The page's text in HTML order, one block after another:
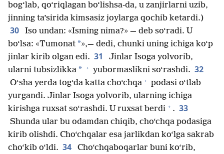
bog‘lab, qo‘riqlagan bo‘lishsa-da, u zanjirlarni uzib,
jinning ta’sirida kimsasiz joylarga qochib ketardi.)
30
Iso undan: «Isming nima?» — deb so‘radi. U
bo‘lsa: «Tumonat *»,— dedi, chunki uning ichiga ko‘p
jinlar kirib olgan edi. 31
Jinlar Isoga yolvorib,
ularni tubsizlikka * + yubormaslikni so‘rashdi. 32
O‘sha yerda tog‘da katta cho‘chqa + podasi o‘tlab
yurgandi. Jinlar Isoga yolvorib, ularning ichiga
kirishga ruxsat so‘rashdi. U ruxsat berdi + . 33
Shunda ular bu odamdan chiqib, cho‘chqa podasiga
kirib olishdi. Cho‘chqalar esa jarlikdan ko‘lga sakrab
cho‘kib o‘ldi. 34 Cho‘chqaboqarlar buni ko‘rib,